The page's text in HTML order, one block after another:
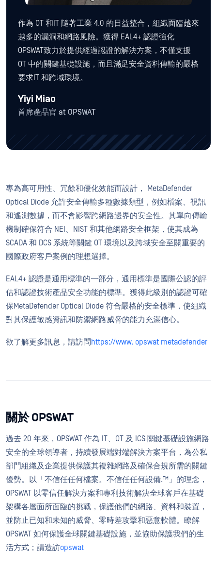
作為 OT 和IT 隨著工業 4.0 的日益整合，組織面臨越來
越多的漏洞和網路風險。獲得 EAL4+ 認證強化
OPSWAT致力於提供經過認證的解決方案，不僅支援
OT 中的關鍵基礎設施，而且滿足安全資料傳輸的嚴格
要求IT 和跨域環境。
Yiyi Miao
首席產品官 at OPSWAT
專為高可用性、冗餘和優化效能而設計， MetaDefender
Optical Diode 允許安全傳輸多種數據類型，例如檔案、視訊
和遙測數據，而不會影響跨網路邊界的安全性。其單向傳輸
機制確保符合 NEI、NIST 和其他網路安全框架，使其成為
SCADA 和 DCS 系統等關鍵 OT 環境以及跨域安全至關重要的
國際政府客戶案例的理想選擇。
EAL4+ 認證是通用標準的一部分，通用標準是國際公認的評
估和認證技術產品安全功能的標準。獲得此級別的認證可確
保MetaDefender Optical Diode 符合嚴格的安全標準，使組織
對其保護敏感資訊和防禦網路威脅的能力充滿信心。
欲了解更多訊息，請訪問 https://www. opswat metadefender
關於 OPSWAT
過去 20 年來，OPSWAT 作為 IT、OT 及 ICS 關鍵基礎設施網路
安全的全球領導者，持續發展端對端解決方案平台，為公私
部門組織及企業提供保護其複雜網路及確保合規所需的關鍵
優勢。以「不信任任何檔案。不信任任何設備.™」的理念，
OPSWAT 以零信任解決方案和專利技術解決全球客戶在基礎
架構各層面所面臨的挑戰，保護他們的網路、資料和裝置，
並防止已知和未知的威脅、零時差攻擊和惡意軟體。瞭解
OPSWAT 如何保護全球關鍵基礎設施，並協助保護我們的生
活方式；請造訪opswat